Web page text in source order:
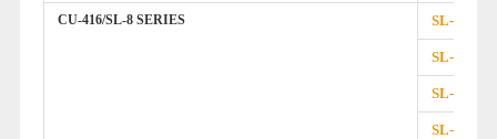
CU-416/SL-8 SERIES SL-8S作
SL-8L作
SL-
SL-8LPro